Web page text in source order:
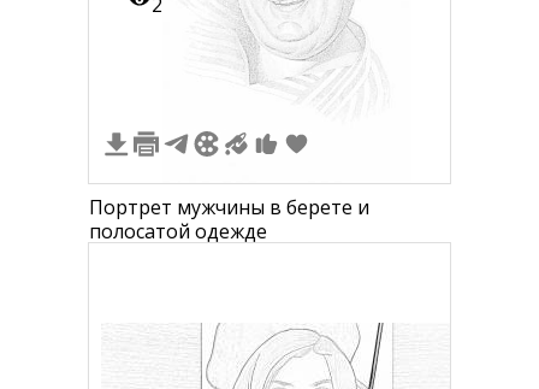
Портрет мужчины в берете и
полосатой одежде